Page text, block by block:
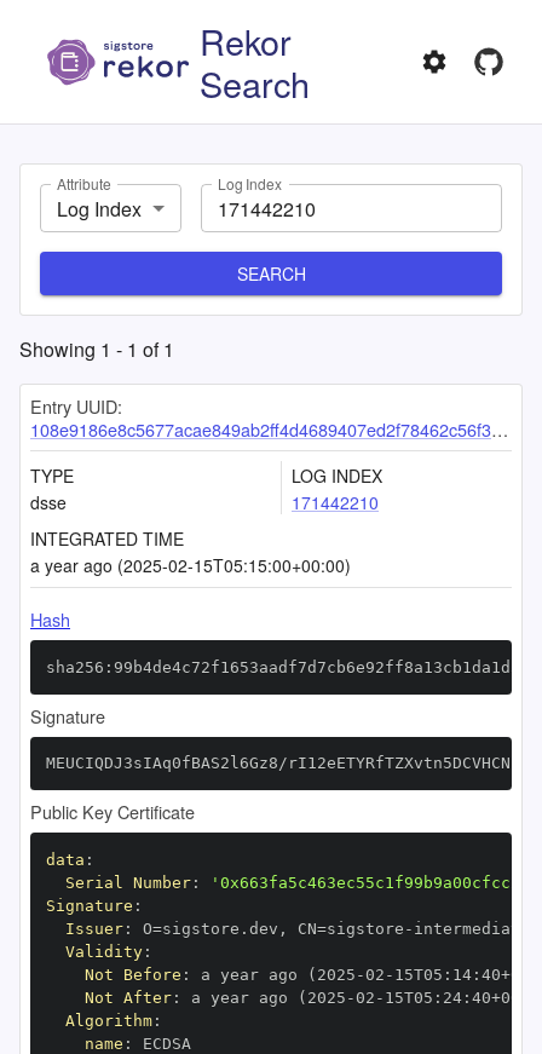
Rekor
Search
Attribute
Log Index
Log Index
SEARCH
Showing 1 - 1 of1
Entry UUID:
108e9186e8c5677acae849ab2ff4d4689407ed2f78462c56f3df8d56f2970b219d2894eb5485bcd6
TYPE
dsse
LOG INDEX
171442210
INTEGRATED TIME
a year ago (2025-02-15T05:15:00+00:00)
Hash
Signature
MEUCIQDJ3sIAq0fBAS2l6Gz8/
Public Key Certificate
data :
Serial Number:
Signature :
Issuer: O=sigstore.dev , CN=sigstore -
Validity:
Not Before : a year ago (2025 -02 - 15T05 : 14: 40+00
Not After: a year ago (2025 -02 - 15T05 : 24: 40+00
Algorithm:
name :